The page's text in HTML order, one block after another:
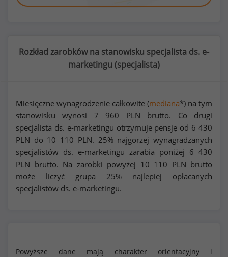
Rozkład zarobków na stanowisku specjalista ds. e-
marketingu (specjalista)
Miesięczne wynagrodzenie całkowite (mediana*) na tym
stanowisku wynosi 7 960 PLN brutto. Co drugi
specjalista ds. e-marketingu otrzymuje pensję od 6 430
PLN do 10 110 PLN. 25% najgorzej wynagradzanych
specjalistów ds. e-marketingu zarabia poniżej 6 430
PLN brutto. Na zarobki powyżej 10 110 PLN brutto
może liczyć grupa 25% najlepiej opłacanych
specjalistów ds. e-marketingu.
Powyższe dane mają charakter orientacyjny i